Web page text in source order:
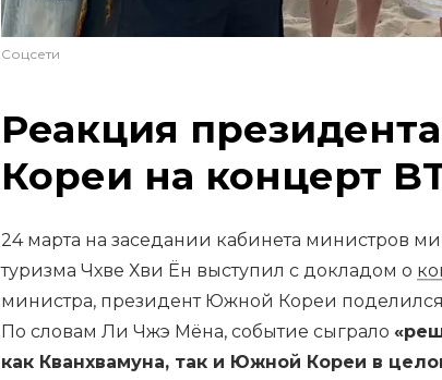
Соцсети
Реакция
Кореи на концерт
24 марта на заседании кабинета министров
туризма Чхве Хви Ён выступил с докладом о
министра, президент Южной Кореи
По словам Ли Чжэ Мёна, событие сыграло
как Кванхвамуна, так и Южной Кореи в